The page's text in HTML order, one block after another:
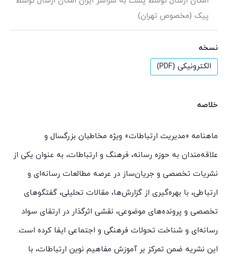
پیک (مخصوص تهران)
نسخه
الکترونیکی (PDF)
خلاصه
ماهنامه «مدیریت ارتباطات» ویژه مخاطبان بزرگسال و
علاقه‌مندان به حوزه رسانه، فرهنگ و ارتباطات، به عنوان یکی از
نشریات تخصصی و جریان‌ساز در عرصه مطالعات رسانه‌ای و
ارتباطی، با بهره‌گیری از گزارش‌ها، مقالات تحلیلی، گفتگوهای
تخصصی و پرونده‌های موضوعی، نقشی اثرگذار در ارتقای سواد
رسانه‌ای و شناخت تحولات فرهنگی و اجتماعی ایفا کرده است.
این نشریه ضمن تمرکز بر آموزش مفاهیم نوین ارتباطات، با